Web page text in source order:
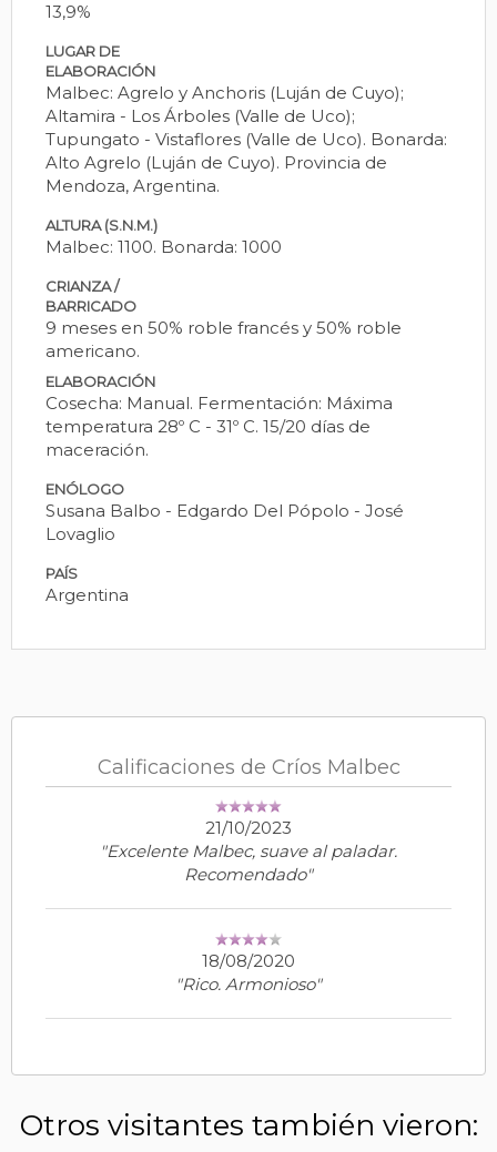
13,9%
LUGAR DE
ELABORACIÓN
Malbec: Agrelo y Anchoris (Luján de Cuyo);
Altamira - Los Árboles (Valle de Uco);
Tupungato - Vistaflores (Valle de Uco). Bonarda:
Alto Agrelo (Luján de Cuyo). Provincia de
Mendoza, Argentina.
ALTURA (S.N.M.)
Malbec: 1100. Bonarda: 1000
CRIANZA /
BARRICADO
9 meses en 50% roble francés y 50% roble
americano.
ELABORACIÓN
Cosecha: Manual. Fermentación: Máxima
temperatura 28º C - 31º C. 15/20 días de
maceración.
ENÓLOGO
Susana Balbo - Edgardo Del Pópolo - José
Lovaglio
PAÍS
Argentina
Calificaciones de Críos Malbec
21/10/2023
"Excelente Malbec, suave al paladar.
Recomendado"
18/08/2020
"Rico. Armonioso"
Otros visitantes también vieron: